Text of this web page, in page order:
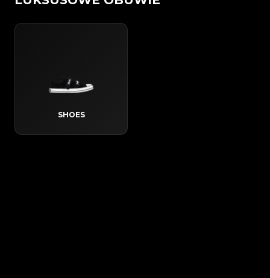
SHOES